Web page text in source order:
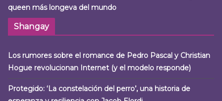
queen más longeva del mundo
Shangay
Los rumores sobre el romance de Pedro Pascal y Christian
Hogue revolucionan Internet (y el modelo responde)
Protegido: ‘La constelación del perro’, una historia de